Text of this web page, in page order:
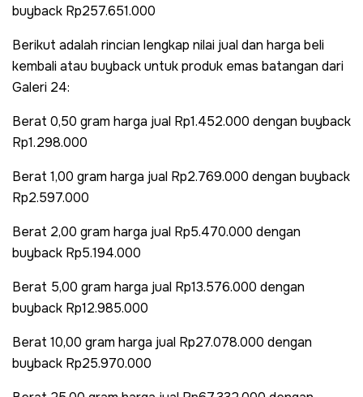
buyback Rp257.651.000
Berikut adalah rincian lengkap nilai jual dan harga beli
kembali atau buyback untuk produk emas batangan dari
Galeri 24:
Berat 0,50 gram harga jual Rp1.452.000 dengan buyback
Rp1.298.000
Berat 1,00 gram harga jual Rp2.769.000 dengan buyback
Rp2.597.000
Berat 2,00 gram harga jual Rp5.470.000 dengan
buyback Rp5.194.000
Berat 5,00 gram harga jual Rp13.576.000 dengan
buyback Rp12.985.000
Berat 10,00 gram harga jual Rp27.078.000 dengan
buyback Rp25.970.000